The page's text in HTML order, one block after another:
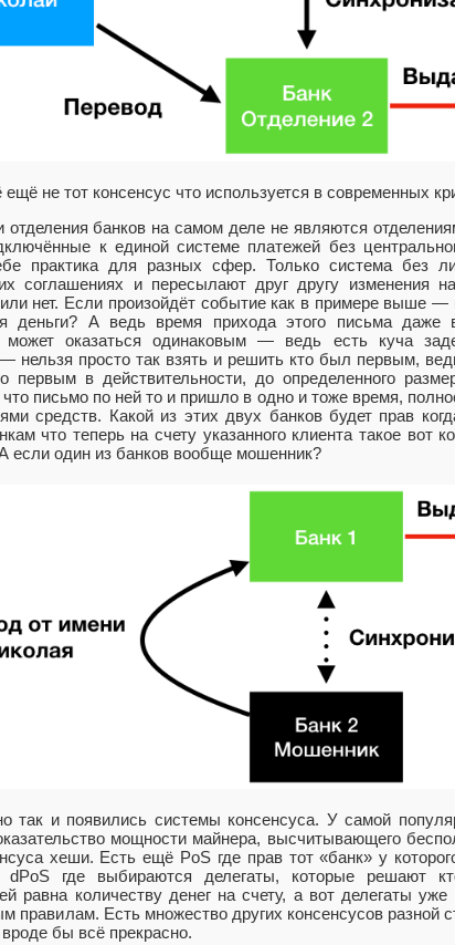
ещё не тот консенсус что используется в современных
отделения банков на самом деле не являются
к единой системе платежей без
практика для разных сфер. Только система без
соглашениях и пересылают друг другу изменения
нет. Если произойдёт событие как в примере выше —
деньги? А ведь время прихода этого письма даже
может оказаться одинаковым — ведь есть куча
нельзя просто так взять и решить кто был первым,
первым в действительности, до определенного
что письмо по ней то и пришло в одно и тоже время,
средств. Какой из этих двух банков будет прав
что теперь на счету указанного клиента такое вот
если один из банков вообще мошенник?
так и появились системы консенсуса. У самой
мощности майнера, высчитывающего
хеши. Есть ещё PoS где прав тот «банк» у
где выбираются делегаты, которые решают
равна количеству денег на счету, а вот делегаты
правилам. Есть множество других консенсусов разной
бы всё прекрасно.